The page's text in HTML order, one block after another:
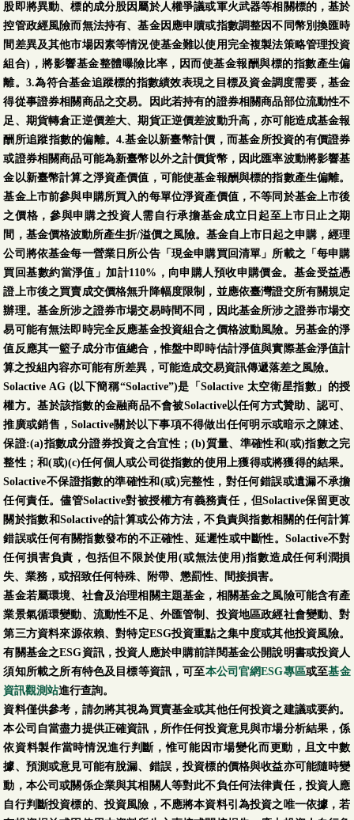
股即將異動、標的成分股因屬於人權爭議或軍火武器等相關標的，基於
控管政經風險而無法持有、基金因應申贖或指數調整因不同幣別換匯時
間差異及其他市場因素等情況使基金難以使用完全複製法策略管理投資
組合)，將影響基金整體曝險比率，因而使基金報酬與標的指數產生偏
離。3.為符合基金追蹤標的指數績效表現之目標及資金調度需要，基金
得從事證券相關商品之交易。因此若持有的證券相關商品部位流動性不
足、期貨轉倉正逆價差大、期貨正逆價差波動升高，亦可能造成基金報
酬所追蹤指數的偏離。4.基金以新臺幣計價，而基金所投資的有價證券
或證券相關商品可能為新臺幣以外之計價貨幣，因此匯率波動將影響基
金以新臺幣計算之淨資產價值，可能使基金報酬與標的指數產生偏離。
基金上市前參與申購所買入的每單位淨資產價值，不等同於基金上市後
之價格，參與申購之投資人需自行承擔基金成立日起至上市日止之期
間，基金價格波動所產生折/溢價之風險。基金自上市日起之申購，經理
公司將依基金每一營業日所公告「現金申購買回清單」所載之「每申購
買回基數約當淨值」加計110%，向申購人預收申購價金。基金受益憑
證上市後之買賣成交價格無升降幅度限制，並應依臺灣證交所有關規定
辦理。基金所涉之證券市場交易時間不同，因此基金所涉之證券市場交
易可能有無法即時完全反應基金投資組合之價格波動風險。另基金的淨
值反應其一籃子成分市值總合，惟盤中即時估計淨值與實際基金淨值計
算之投組內容亦可能有所差異，可能造成交易資訊傳遞落差之風險。
Solactive AG (以下簡稱“Solactive”)是「Solactive 太空衛星指數」的授
權方。基於該指數的金融商品不會被Solactive以任何方式贊助、認可、
推廣或銷售，Solactive關於以下事項不得做出任何明示或暗示之陳述、
保證:(a)指數成分證券投資之合宜性；(b)質量、準確性和(或)指數之完
整性；和(或)(c)任何個人或公司從指數的使用上獲得或將獲得的結果。
Solactive不保證指數的準確性和(或)完整性，對任何錯誤或遺漏不承擔
任何責任。儘管Solactive對被授權方有義務責任，但Solactive保留更改
關於指數和Solactive的計算或公佈方法，不負責與指數相關的任何計算
錯誤或任何有關指數發布的不正確性、延遲性或中斷性。Solactive不對
任何損害負責，包括但不限於使用(或無法使用)指數造成任何利潤損
失、業務，或招致任何特殊、附帶、懲罰性、間接損害。
基金若屬環境、社會及治理相關主題基金，相關基金之風險可能含有產
業景氣循環變動、流動性不足、外匯管制、投資地區政經社會變動、對
第三方資料來源依賴、對特定ESG投資重點之集中度或其他投資風險。
有關基金之ESG資訊，投資人應於申購前詳閱基金公開說明書或投資人
須知所載之所有特色及目標等資訊，可至本公司官網ESG專區或至基金
資訊觀測站進行查詢。
資料僅供參考，請勿將其視為買賣基金或其他任何投資之建議或要約。
本公司自當盡力提供正確資訊，所作任何投資意見與市場分析結果，係
依資料製作當時情況進行判斷，惟可能因市場變化而更動，且文中數
據、預測或意見可能有脫漏、錯誤，投資標的價格與收益亦可能隨時變
動，本公司或關係企業與其相關人等對此不負任何法律責任，投資人應
自行判斷投資標的、投資風險，不應將本資料引為投資之唯一依據，若